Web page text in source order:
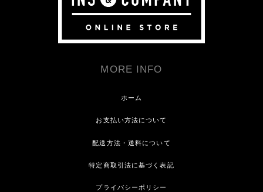
MORE INFO
ホーム
お支払い方法について
配送方法・送料について
特定商取引法に基づく表記
プライバシーポリシー